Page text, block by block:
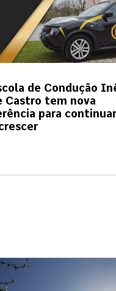
de Condução
Castro tem nova
para continuar